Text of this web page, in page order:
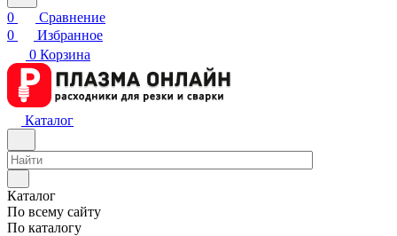
0
Сравнение
0
Избранное
0 Корзина
Каталог
Каталог
По всему сайту
По каталогу